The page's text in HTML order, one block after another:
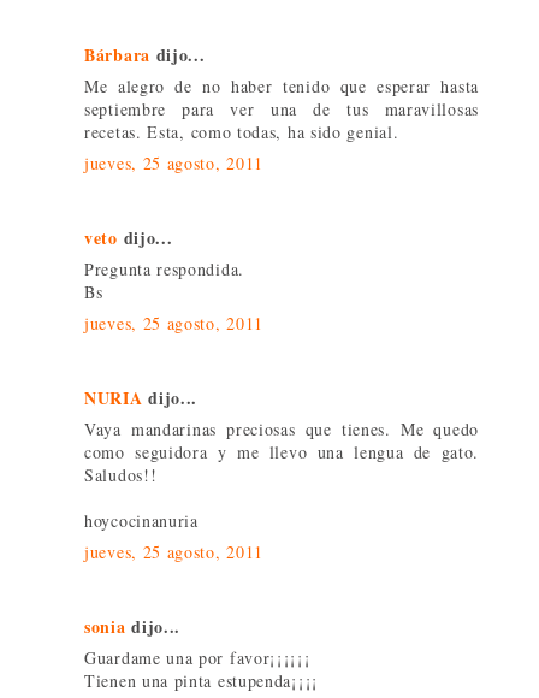
Bárbara dijo...
Me alegro de no haber tenido que esperar hasta
septiembre para ver una de tus maravillosas
recetas. Esta, como todas, ha sido genial.
jueves, 25 agosto, 2011
veto dijo...
Pregunta respondida.
Bs
jueves, 25 agosto, 2011
NURIA dijo...
Vaya mandarinas preciosas que tienes. Me quedo
como seguidora y me llevo una lengua de gato.
Saludos!!
hoycocinanuria
jueves, 25 agosto, 2011
sonia dijo...
Guardame una por favor¡¡¡¡¡¡
Tienen una pinta estupenda¡¡¡¡